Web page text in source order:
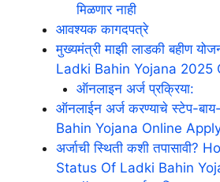
मिळणार नाही
आवश्यक कागदपत्रे
मुख्यमंत्री माझी लाडकी बहीण
Ladki Bahin Yojana 2025
ऑनलाइन अर्ज प्रक्रिया:
ऑनलाईन अर्ज करण्याचे स्टेप-
Bahin Yojana Online
अर्जाची स्थिती कशी तपासावी?
Status Of Ladki Bahin